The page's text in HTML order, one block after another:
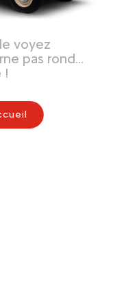
voyez
pas rond…
!